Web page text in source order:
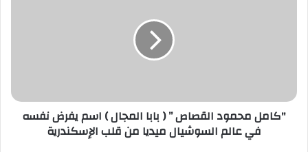
ر
"كامل محمود القصاص ” ( بابا المجال ) اسم يفرض نفسه
في عالم السوشيال ميديا من قلب الإسكندرية